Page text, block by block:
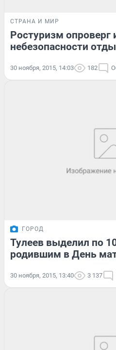
СТРАНА И МИР
Ростуризм
небезопасности
30 ноября, 2015, 14:03 182
ГОРОД
Тулеев выделил по
родившим в День
30 ноября, 2015, 13:40 3 137